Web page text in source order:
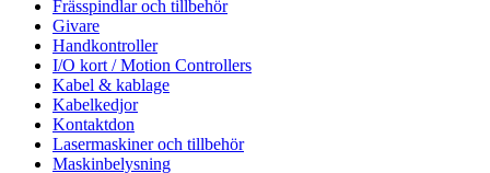
Frässpindlar och tillbehör
Givare
Handkontroller
I/O kort / Motion Controllers
Kabel & kablage
Kabelkedjor
Kontaktdon
Lasermaskiner och tillbehör
Maskinbelysning